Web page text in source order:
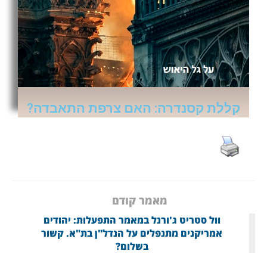
קללת קסנדרה: האם צרפת התאבדה?
מאמר קודם
וול סטריט ג'ורנל במאמר התפעלות: יהודים
אמריקנים מתנפלים על הנדל"ן בת"א. קשור
בשלום?